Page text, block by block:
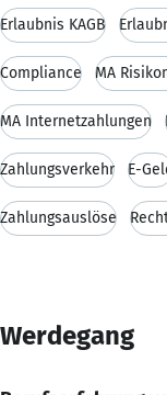
Erlaubnis KAGB
Compliance MA
MA Internetzahlungen
Zahlungsverkehr E-
Zahlungsauslöse
Werdegang